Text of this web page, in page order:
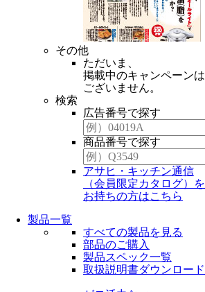
その他
ただいま、
掲載中のキャンペーンは
ございません。
検索
広告番号で探す
商品番号で探す
アサヒ・キッチン通信
（会員限定カタログ）を
お持ちの方はこちら
製品一覧
すべての製品を見る
部品のご購入
製品スペック一覧
取扱説明書ダウンロード